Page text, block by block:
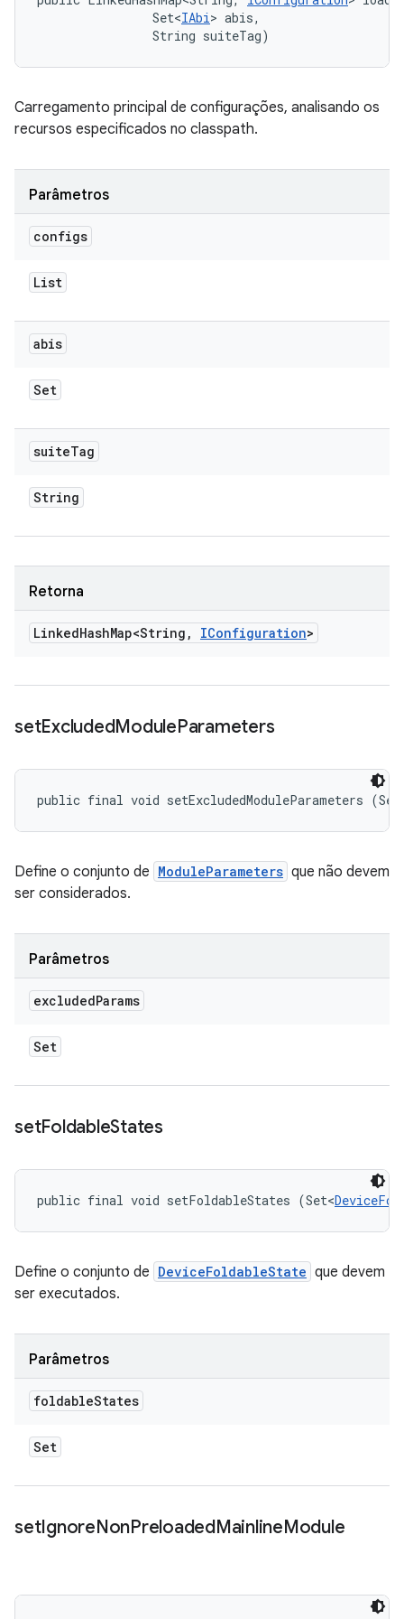
                Set<
IAbi> abis,
                String suiteTag)
Carregamento principal de configurações, analisando os
recursos especificados no classpath.
Parâmetros
configs
List
abis
Set
suiteTag
String
Retorna
LinkedHashMap<String , IConfiguration>
setExcludedModuleParameters
public final void setExcludedModuleParameters
Define o conjunto de ModuleParameters que não devem
ser considerados.
Parâmetros
excludedParams
Set
setFoldableStates
public final void setFoldableStates (Set<
Define o conjunto de DeviceFoldableState que devem
ser executados.
Parâmetros
foldableStates
Set
setIgnoreNonPreloadedMainlineModule